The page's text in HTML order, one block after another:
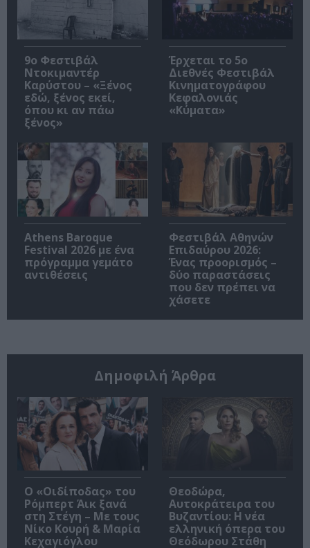
9ο Φεστιβάλ
Ντοκιμαντέρ
Καρύστου – «Ξένος
εδώ, ξένος εκεί,
όπου κι αν πάω
ξένος»
Έρχεται το 5ο
Διεθνές Φεστιβάλ
Κινηματογράφου
Κεφαλονιάς
«Κύματα»
Athens Baroque
Festival 2026 με ένα
πρόγραμμα γεμάτο
αντιθέσεις
Φεστιβάλ Αθηνών
Επιδαύρου 2026:
Ένας προορισμός –
δύο παραστάσεις
που δεν πρέπει να
χάσετε
Δημοφιλή Άρθρα
O «Οιδίποδας» του
Ρόμπερτ Άικ ξανά
στη Στέγη – Με τους
Νίκο Κουρή & Μαρία
Κεχαγιόγλου
Θεοδώρα,
Αυτοκράτειρα του
Βυζαντίου: Η νέα
ελληνική όπερα του
Θεόδωρου Στάθη